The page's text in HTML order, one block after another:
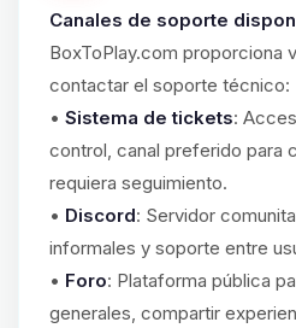
Canales de soporte
BoxToPlay.com proporciona
contactar el soporte técnico:
• Sistema de tickets:
control, canal preferido para
requiera seguimiento.
• Discord: Servidor
informales y soporte entre
• Foro: Plataforma pública
generales, compartir